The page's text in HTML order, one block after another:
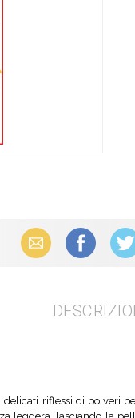
Email Facebook X
riflessi di polveri